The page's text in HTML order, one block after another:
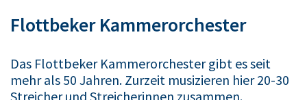
Flottbeker Kammerorchester
Das Flottbeker Kammerorchester gibt es seit
mehr als 50 Jahren. Zurzeit musizieren hier 20-30
Streicher und Streicherinnen zusammen.